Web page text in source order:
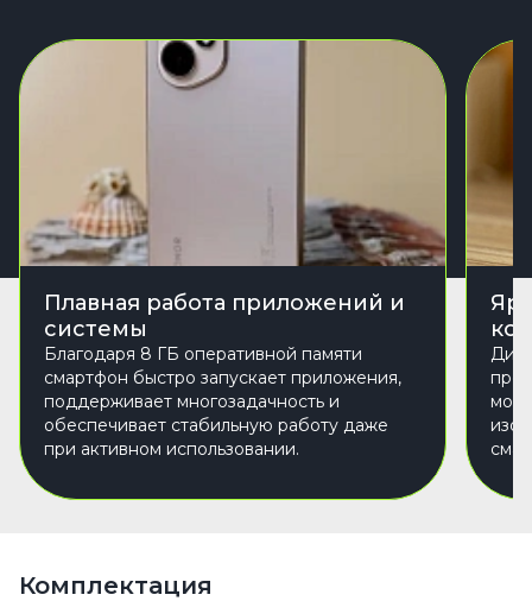
Плавная работа приложений и
системы
Благодаря 8 ГБ оперативной памяти
смартфон быстро запускает приложения,
поддерживает многозадачность и
обеспечивает стабильную работу даже
при активном использовании.
Комплектация